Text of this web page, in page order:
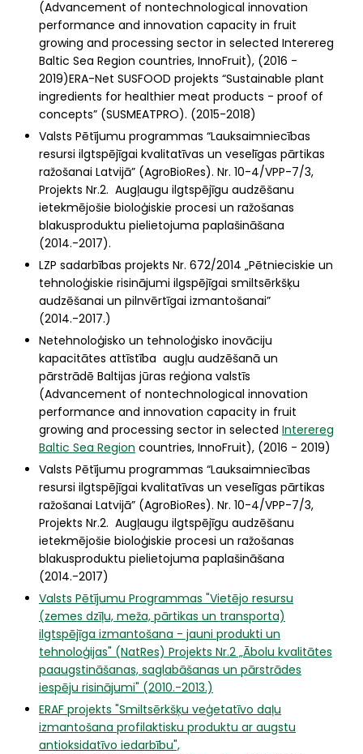
(Advancement of nontechnological innovation
performance and innovation capacity in fruit
growing and processing sector in selected Interereg
Baltic Sea Region countries, InnoFruit), (2016 -
2019)ERA-Net SUSFOOD projekts “Sustainable plant
ingredients for healthier meat products - proof of
concepts” (SUSMEATPRO). (2015-2018)
Valsts Pētījumu programmas “Lauksaimniecības
resursi ilgtspējīgai kvalitatīvas un veselīgas pārtikas
ražošanai Latvijā” (AgroBioRes). Nr. 10-4/VPP-7/3,
Projekts Nr.2. Augļaugu ilgtspējīgu audzēšanu
ietekmējošie bioloģiskie procesi un ražošanas
blakusproduktu pielietojuma paplašināšana
(2014.-2017).
LZP sadarbības projekts Nr. 672/2014 „Pētnieciskie un
tehnoloģiskie risinājumi ilgspējīgai smiltsērkšķu
audzēšanai un pilnvērtīgai izmantošanai”
(2014.-2017.)
Netehnoloģisko un tehnoloģisko inovāciju
kapacitātes attīstība augļu audzēšanā un
pārstrādē Baltijas jūras reģiona valstīs
(Advancement of nontechnological innovation
performance and innovation capacity in fruit
growing and processing sector in selected Interereg
Baltic Sea Region countries, InnoFruit), (2016 - 2019)
Valsts Pētījumu programmas “Lauksaimniecības
resursi ilgtspējīgai kvalitatīvas un veselīgas pārtikas
ražošanai Latvijā” (AgroBioRes). Nr. 10-4/VPP-7/3,
Projekts Nr.2. Augļaugu ilgtspējīgu audzēšanu
ietekmējošie bioloģiskie procesi un ražošanas
blakusproduktu pielietojuma paplašināšana
(2014.-2017)
Valsts Pētījumu Programmas "Vietējo resursu
(zemes dzīļu, meža, pārtikas un transporta)
ilgtspējīga izmantošana - jauni produkti un
tehnoloģijas" (NatRes) Projekts Nr.2 „Ābolu kvalitātes
paaugstināšanas, saglabāšanas un pārstrādes
iespēju risinājumi" (2010.-2013.)
ERAF projekts "Smiltsērkšķu veģetatīvo daļu
izmantošana profilaktisku produktu ar augstu
antioksidatīvo iedarbību",